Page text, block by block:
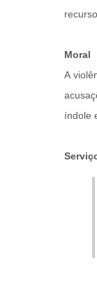
Moral
A
índole